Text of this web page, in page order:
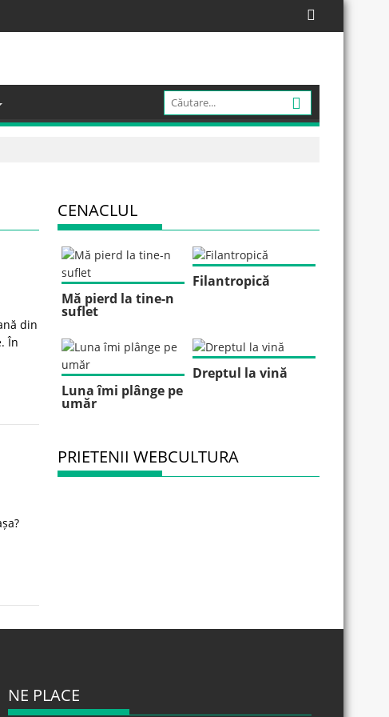
din
În
CENACLUL
Mă pierd la tine-n
suflet
Filantropică
Luna îmi plânge pe
umăr
Dreptul la vină
PRIETENII WEBCULTURA
NE PLACE